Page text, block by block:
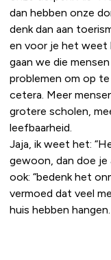
dan hebben onze
denk dan aan
en voor je het weet
gaan we die
problemen om op
cetera. Meer
grotere scholen,
leefbaarheid.
Jaja, ik weet het:
gewoon, dan doe je
ook: “bedenk het
vermoed dat veel
huis hebben hangen.